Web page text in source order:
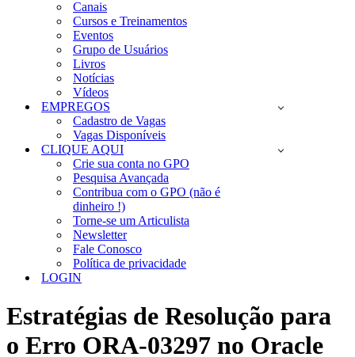
Canais
Cursos e Treinamentos
Eventos
Grupo de Usuários
Livros
Notícias
Vídeos
EMPREGOS
Cadastro de Vagas
Vagas Disponíveis
CLIQUE AQUI
Crie sua conta no GPO
Pesquisa Avançada
Contribua com o GPO (não é
dinheiro !)
Torne-se um Articulista
Newsletter
Fale Conosco
Política de privacidade
LOGIN
Estratégias de Resolução para
o Erro ORA-03297 no Oracle